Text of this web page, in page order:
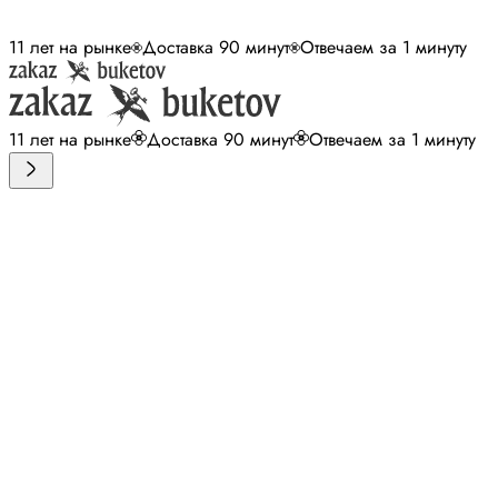
11 лет на рынке Доставка 90 минут Отвечаем за 1 минуту
11 лет на рынке Доставка 90 минут Отвечаем за 1 минуту